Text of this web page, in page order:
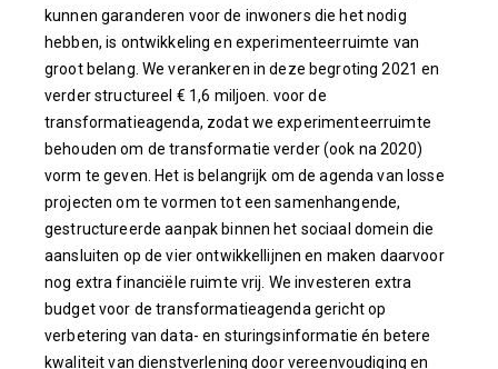
kunnen garanderen voor de inwoners die het nodig
hebben, is ontwikkeling en experimenteerruimte van
groot belang. We verankeren in deze begroting 2021 en
verder structureel € 1,6 miljoen. voor de
transformatieagenda, zodat we experimenteerruimte
behouden om de transformatie verder (ook na 2020)
vorm te geven. Het is belangrijk om de agenda van losse
projecten om te vormen tot een samenhangende,
gestructureerde aanpak binnen het sociaal domein die
aansluiten op de vier ontwikkellijnen en maken daarvoor
nog extra financiële ruimte vrij. We investeren extra
budget voor de transformatieagenda gericht op
verbetering van data- en sturingsinformatie én betere
kwaliteit van dienstverlening door vereenvoudiging en